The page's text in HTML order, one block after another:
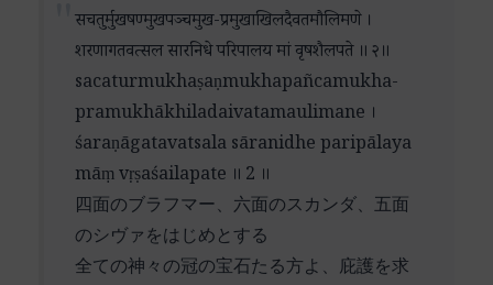
नील (nīla) – 青い
तनो (tano) – 体を持つ者よ
कमलायत (kamalāyata) – 蓮の如く大きな
लोचन (locana) – 眼を持つ
लोकपते (lokapate) – 世界の主よ
विजयी (vijayī) – 勝利者
भव (bhava) – なれ
वेङ्कटशैलपते (veṅkaṭaśailapate) – ヴェーンカタ山の
主よ
に満ちています。神の青い体は、妃であるラクシ
ュミー女神との親密な交わりによって赤く染めら
れています。これは単なる物理的な描写ではな
く、神と女神の深い結びつきを象徴的に表現して
います。
蓮の花に例えられる大きな眼は、インドの神々の
図像学において重要な特徴です。蓮の花は純粋性
と美しさの象徴であり、神の慈悲深い眼差しは、
すべての存在に対する無限の愛と恩寵を表してい
सचतुर्मुखषण्मुखपञ्चमुख-प्रमुखाखिलदैवतमौलिमणे ।
शरणागतवत्सल सारनिधे परिपालय मां वृषशैलपते ॥ २॥
sacaturmukhaṣaṇmukhapañcamukha-
pramukhākhiladaivatamaulimane ।
śaraṇāgatavatsala sāranidhe paripālaya
māṃ vṛṣaśailapate ॥ 2 ॥
四面のブラフマー、六面のスカンダ、五面
のシヴァをはじめとする
全ての神々の冠の宝石たる方よ、庇護を求